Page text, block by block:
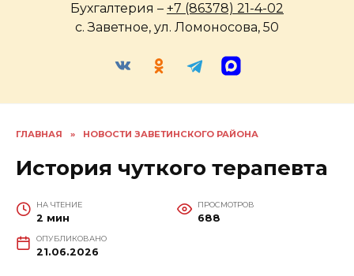
Бухгалтерия – +7 (86378) 21-4-02
с. Заветное, ул. Ломоносова, 50
ГЛАВНАЯ » НОВОСТИ ЗАВЕТИНСКОГО РАЙОНА
История чуткого терапевта
НА ЧТЕНИЕ
2 мин
ПРОСМОТРОВ
688
ОПУБЛИКОВАНО
21.06.2026